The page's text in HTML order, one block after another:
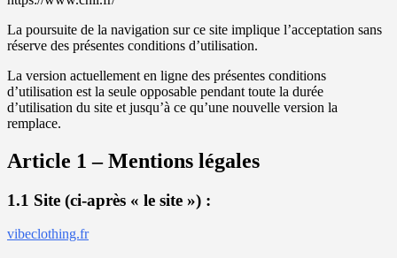
La poursuite de la navigation sur ce site implique l’acceptation sans
réserve des présentes conditions d’utilisation.
La version actuellement en ligne des présentes conditions
d’utilisation est la seule opposable pendant toute la durée
d’utilisation du site et jusqu’à ce qu’une nouvelle version la
remplace.
Article 1 – Mentions légales
1.1 Site (ci-après « le site ») :
vibeclothing.fr